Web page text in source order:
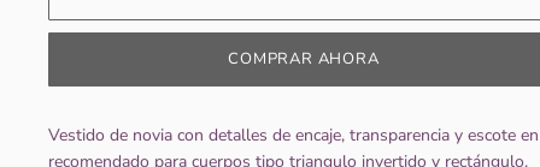
COMPRAR AHORA
Vestido de novia con detalles de encaje, transparencia y escote
recomendado para cuerpos tipo triangulo invertido y rectángulo.